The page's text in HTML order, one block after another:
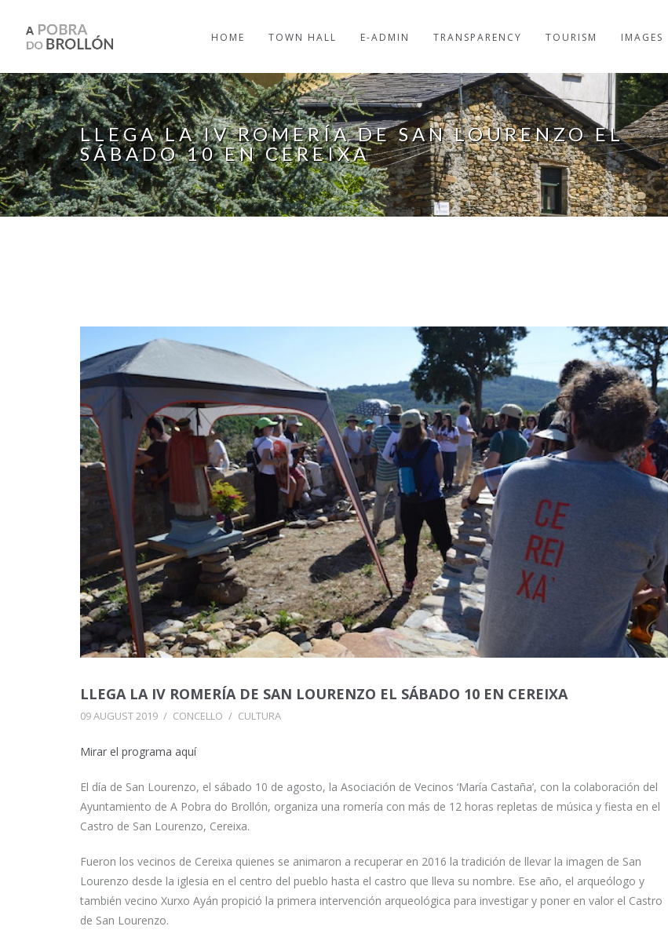
HOME TOWN HALL E-ADMIN TRANSPARENCY TOURISM IMAGES
LLEGA LA IV ROMERÍA DE SAN LOURENZO EL
SÁBADO 10 EN CEREIXA
LLEGA LA IV ROMERÍA DE SAN LOURENZO EL SÁBADO 10 EN CEREIXA
09 AUGUST 2019 / CONCELLO / CULTURA
Mirar el programa aquí
El día de San Lourenzo, el sábado 10 de agosto, la Asociación de Vecinos ‘María Castaña’, con la colaboración del
Ayuntamiento de A Pobra do Brollón, organiza una romería con más de 12 horas repletas de música y fiesta en el
Castro de San Lourenzo, Cereixa.
Fueron los vecinos de Cereixa quienes se animaron a recuperar en 2016 la tradición de llevar la imagen de San
Lourenzo desde la iglesia en el centro del pueblo hasta el castro que lleva su nombre. Ese año, el arqueólogo y
también vecino Xurxo Ayán propició la primera intervención arqueológica para investigar y poner en valor el Castro
de San Lourenzo.